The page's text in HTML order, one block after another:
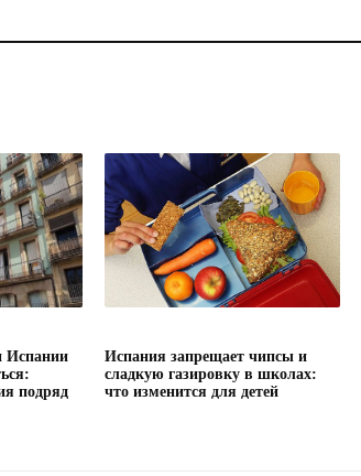
Испании
подряд
Испания запрещает чипсы и
сладкую газировку в школах:
что изменится для детей